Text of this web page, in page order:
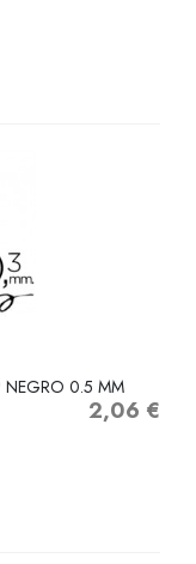
NEGRO 0.5 MM
Precio
2,06 €